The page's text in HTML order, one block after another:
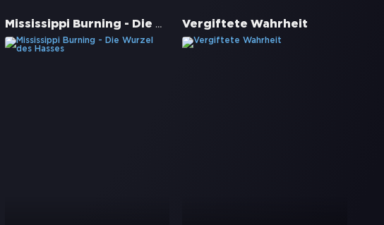
Mississippi Burning - Die Wurzel des Hasses Vergiftete Wahrheit